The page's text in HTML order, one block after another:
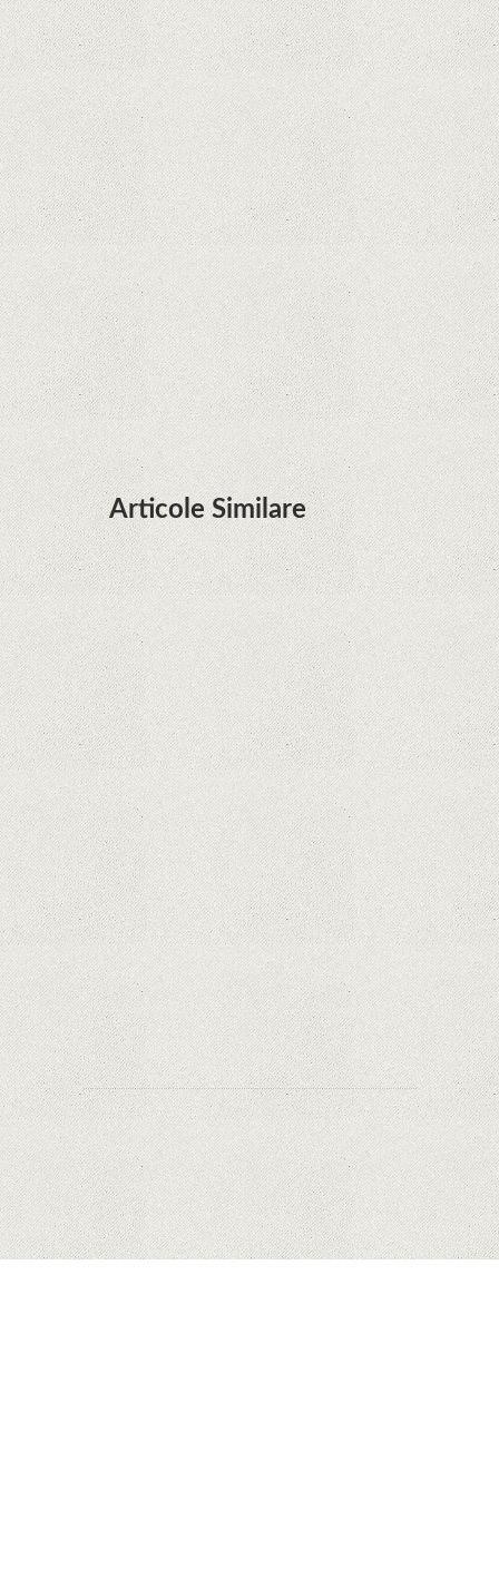
Dota Anime venind la Netflix în această lună de
la Legenda Korra Studio Mir
Curtea Supremă reglementează în favoarea
Google în Oracle Java Fight
Zvon: aplicațiile Google nu se mai pot instala pe
terminalele Huawei cu procesoare Kirin
Huawei P50 primeşte o posibilă dată de lansare
şi e mai curând decât credeam; Are cameră
telephoto cu zoom optic variabil
Articole Similare
Microsoft lucrează la dezvoltarea unui procesor
proprietar pentru dispozitivele Surface
Hoții de telefoane dezvăluie cum fură și banii
victimelor, folosind doar cartela SIM
Samsung Galaxy S21 Ultra: cel mai bun telefon
Android de pe piață
Orange a inclus telefoane premium
recondiționate în portofoliul său; Cum sunt
prețurile față de alte platforme similare?